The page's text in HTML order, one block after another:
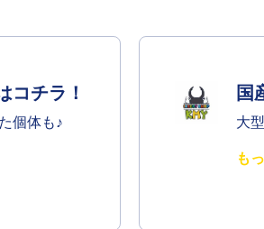
コチラ！
個体も♪
国
大
も